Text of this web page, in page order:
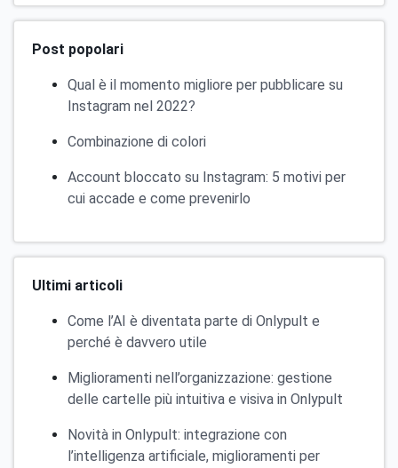
Post popolari
Qual è il momento migliore per pubblicare su
Instagram nel 2022?
Combinazione di colori
Account bloccato su Instagram: 5 motivi per
cui accade e come prevenirlo
Ultimi articoli
Come l’AI è diventata parte di Onlypult e
perché è davvero utile
Miglioramenti nell’organizzazione: gestione
delle cartelle più intuitiva e visiva in Onlypult
Novità in Onlypult: integrazione con
l’intelligenza artificiale, miglioramenti per